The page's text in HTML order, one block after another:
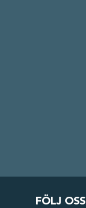
FÖLJ OSS